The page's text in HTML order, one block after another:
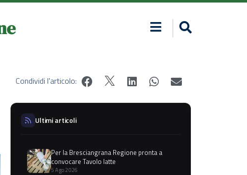
Condividi l'articolo:
Ultimi articoli
Per la Bresciangrana Regione pronta a
convocare Tavolo latte
5 Ago 2026